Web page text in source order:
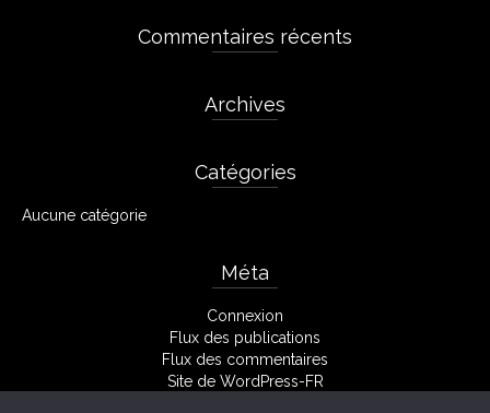
Commentaires récents
Archives
Catégories
Aucune catégorie
Méta
Connexion
Flux des publications
Flux des commentaires
Site de WordPress-FR